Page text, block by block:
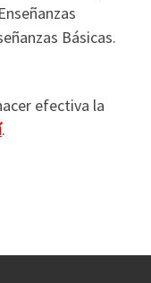
Básicas.
efectiva la
.